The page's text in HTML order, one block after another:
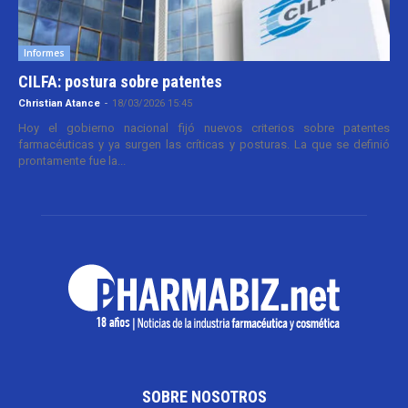
Informes
CILFA: postura sobre patentes
Christian Atance - 18/03/2026 15:45
Hoy el gobierno nacional fijó nuevos criterios sobre patentes
farmacéuticas y ya surgen las críticas y posturas. La que se definió
prontamente fue la...
SOBRE NOSOTROS